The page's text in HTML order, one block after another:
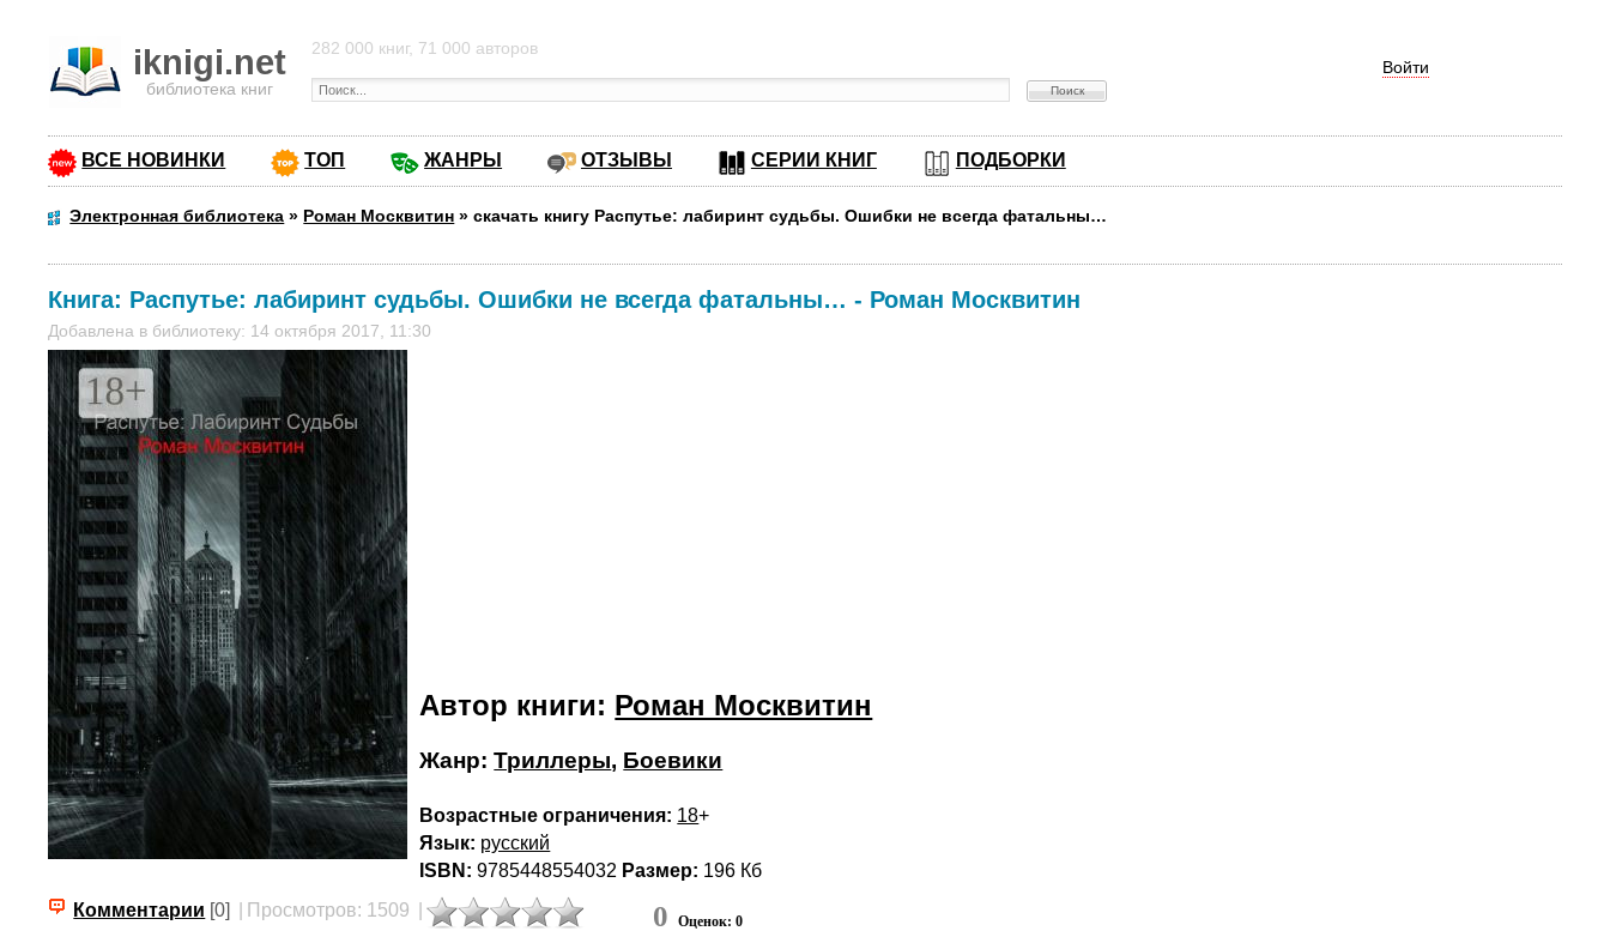
iknigi.net
библиотека книг
Войти
282 000 книг, 71 000 авторов
ВСЕ НОВИНКИ ТОП ЖАНРЫ ОТЗЫВЫ СЕРИИ КНИГ ПОДБОРКИ
Электронная библиотека » Роман Москвитин »скачать книгу Распутье: лабиринт судьбы. Ошибки не всегда фатальны…
Книга: Распутье: лабиринт судьбы. Ошибки не всегда фатальны… - Роман Москвитин
Добавлена в библиотеку: 14 октября 2017, 11:30
Автор книги: Роман Москвитин
Жанр:Триллеры, Боевики
Возрастные ограничения: 18+
Язык: русский
ISBN: 9785448554032 Размер: 196 Кб
Комментарии [0] Просмотров: 1509 0 Оценок: 0